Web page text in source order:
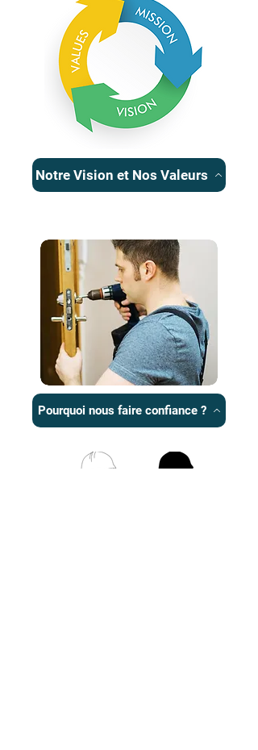
Notre Vision et Nos Valeurs
Pourquoi nous faire confiance ?